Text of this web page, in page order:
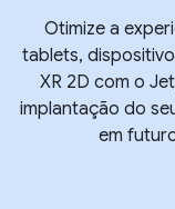
Otimize a
tablets,
XR 2D com o
implantação do
em